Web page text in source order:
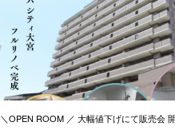
＼OPEN ROOM ／ 大幅値下げにて販売会